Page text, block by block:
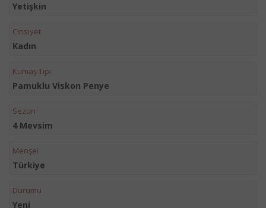
Yetişkin
Cinsiyet
Kadın
Kumaş Tipi
Pamuklu Viskon Penye
Sezon
4 Mevsim
Menşei
Türkiye
Durumu
Yeni